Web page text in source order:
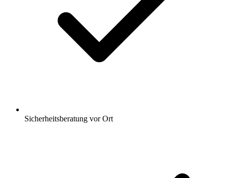
Sicherheitsberatung vor Ort